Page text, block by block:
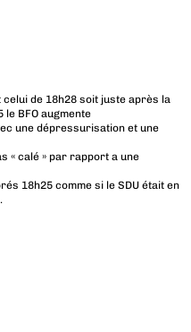
de 18h28 soit juste après la
BFO augmente
une dépressurisation et une
« calé » par rapport a une
18h25 comme si le SDU était en